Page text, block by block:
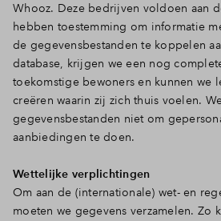
Whooz. Deze bedrijven voldoen aan
hebben toestemming om informatie
de gegevensbestanden te koppelen
database, krijgen we een nog
toekomstige bewoners en kunnen we
creëren waarin zij zich thuis voelen.
gegevensbestanden niet om
aanbiedingen te doen.
Wettelijke verplichtingen
Om aan de (internationale) wet- en
moeten we gegevens verzamelen. Zo